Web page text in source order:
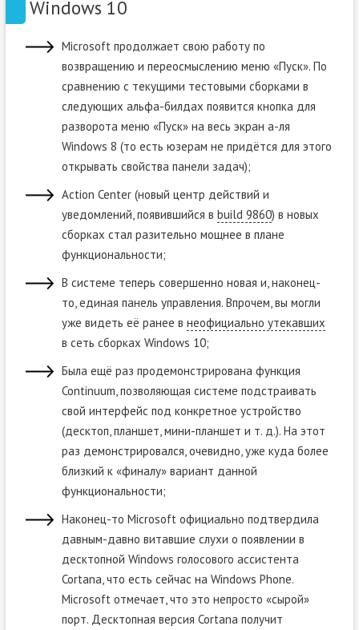
Windows 10
Microsoft продолжает свою работу по
возвращению и переосмыслению меню «Пуск». По
сравнению с текущими тестовыми сборками в
следующих альфа-билдах появится кнопка для
разворота меню «Пуск» на весь экран а-ля
Windows 8 (то есть юзерам не придётся для этого
открывать свойства панели задач);
Action Center (новый центр действий и
уведомлений, появившийся в build 9860) в новых
сборках стал разительно мощнее в плане
функциональности;
В системе теперь совершенно новая и, наконец-
то, единая панель управления. Впрочем, вы могли
уже видеть её ранее в неофициально утекавших
в сеть сборках Windows 10;
Была ещё раз продемонстрирована функция
Continuum, позволяющая системе подстраивать
свой интерфейс под конкретное устройство
(десктоп, планшет, мини-планшет и т. д.). На этот
раз демонстрировался, очевидно, уже куда более
близкий к «финалу» вариант данной
функциональности;
Наконец-то Microsoft официально подтвердила
давным-давно витавшие слухи о появлении в
десктопной Windows голосового ассистента
Cortana, что есть сейчас на Windows Phone.
Microsoft отмечает, что это непросто «сырой»
порт. Десктопная версия Cortana получит